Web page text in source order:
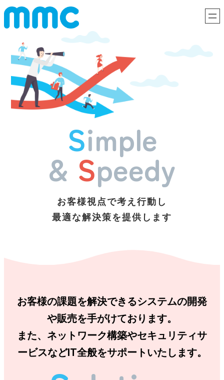
内
Simple
& Speedy
お客様視点で考え行動し
最適な解決策を提供します
お客様の課題を解決できるシステムの開発
や販売を手がけております。
また、ネットワーク構築やセキュリティサ
ービスなどIT全般をサポートいたします。